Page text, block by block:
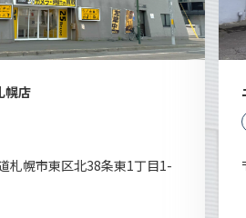
幌店
札幌市東区北38条東1丁目1-